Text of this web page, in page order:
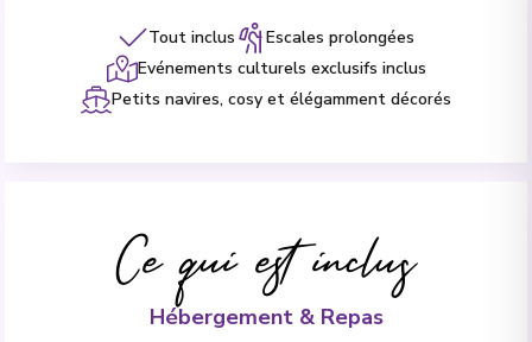
Tout inclus
Escales prolongées
Evénements culturels exclusifs inclus
Petits navires, cosy et élégamment décorés
Ce qui est inclus
Hébergement & Repas